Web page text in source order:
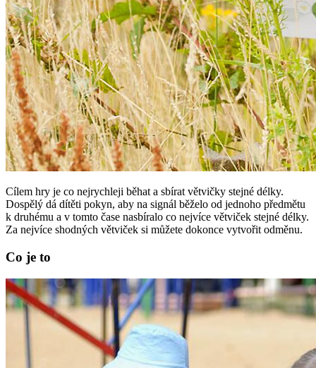
Cílem hry je co nejrychleji běhat a sbírat větvičky stejné délky.
Dospělý dá dítěti pokyn, aby na signál běželo od jednoho předmětu
k druhému a v tomto čase nasbíralo co nejvíce větviček stejné délky.
Za nejvíce shodných větviček si můžete dokonce vytvořit odměnu.
Co je to